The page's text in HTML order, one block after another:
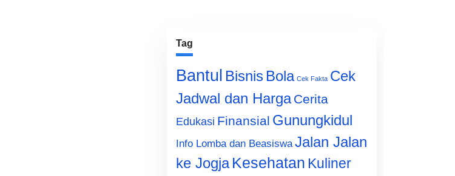
Tag
Bantul Bisnis Bola Cek Fakta Cek
Jadwal dan Harga Cerita
Edukasi Finansial Gunungkidul
Info Lomba dan Beasiswa Jalan Jalan
ke Jogja Kesehatan Kuliner